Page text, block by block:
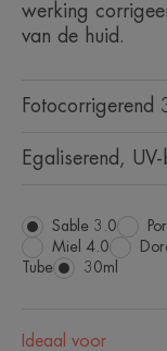
werking
van de huid.
Fotocorrigerend
Egaliserend,
Sable 3.0
Miel 4.0
Tube
Tube
30ml
Ideaal voor